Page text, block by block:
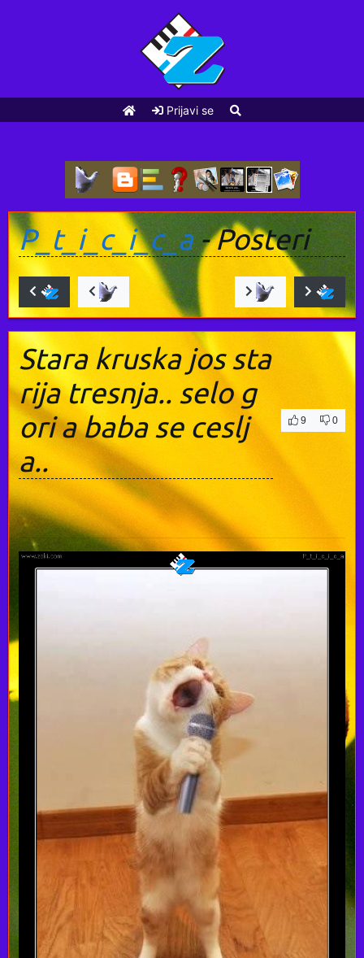
Prijavi se
P_t_i_c_i_c_a- Posteri
Stara kruska jos sta
rija tresnja.. selo g
ori a baba se ceslj
a..
9 0